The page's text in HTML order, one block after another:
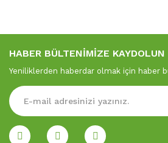
HABER BÜLTENİMİZE KAYDOLUN
Yeniliklerden haberdar olmak için haber